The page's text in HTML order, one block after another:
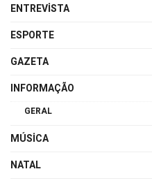
ENTREVISTA
ESPORTE
GAZETA
INFORMAÇÃO
GERAL
MÚSICA
NATAL